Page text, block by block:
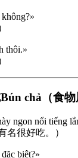
thôi.»
chả（食物
ngon nổi tiếng
名很好吃。）
biệt?»